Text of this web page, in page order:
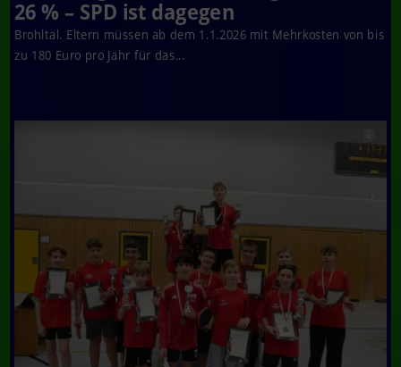
26 % – SPD ist dagegen
Brohltal. Eltern müssen ab dem 1.1.2026 mit Mehrkosten von bis
zu 180 Euro pro Jahr für das...